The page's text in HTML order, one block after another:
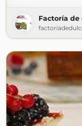
Factoría de